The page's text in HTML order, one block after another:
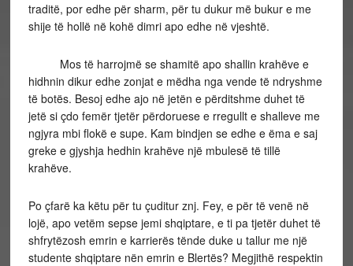
traditë, por edhe për sharm, për tu dukur më bukur e me
shije të hollë në kohë dimri apo edhe në vjeshtë.
Mos të harrojmë se shamitë apo shallin krahëve e
hidhnin dikur edhe zonjat e mëdha nga vende të ndryshme
të botës. Besoj edhe ajo në jetën e përditshme duhet të
jetë si çdo femër tjetër përdoruese e rregullt e shalleve me
ngjyra mbi flokë e supe. Kam bindjen se edhe e ëma e saj
greke e gjyshja hedhin krahëve një mbulesë të tillë
krahëve.
Po çfarë ka këtu për tu çuditur znj. Fey, e për të venë në
lojë, apo vetëm sepse jemi shqiptare, e ti pa tjetër duhet të
shfrytëzosh emrin e karrierës tënde duke u tallur me një
studente shqiptare nën emrin e Blertës? Megjithë respektin